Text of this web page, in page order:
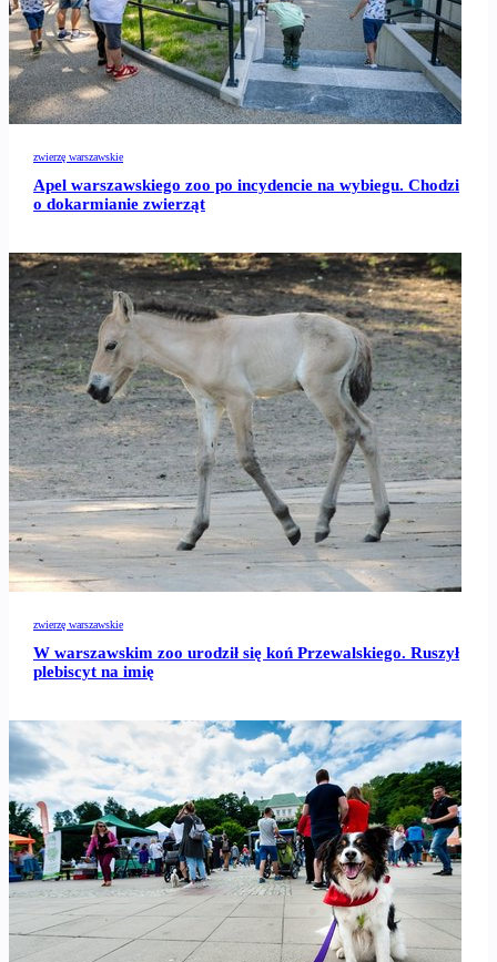
zwierzę warszawskie
Apel warszawskiego zoo po incydencie na wybiegu. Chodzi
o dokarmianie zwierząt
zwierzę warszawskie
W warszawskim zoo urodził się koń Przewalskiego. Ruszył
plebiscyt na imię